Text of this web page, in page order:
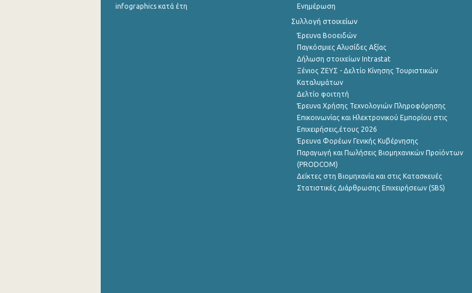
infographics κατά έτη
Ενημέρωση
Συλλογή στοιχείων
Έρευνα Βοοειδών
Παγκόσμιες Αλυσίδες Αξίας
Δήλωση στοιχείων Intrastat
Ξένιος ΖΕΥΣ - Δελτίο Κίνησης Τουριστικών
Καταλυμάτων
Δελτίο φοιτητή
Έρευνα Χρήσης Τεχνολογιών Πληροφόρησης
Επικοινωνίας και Ηλεκτρονικού Εμπορίου στις
Επιχειρήσεις,έτους 2026
Έρευνα Φορέων Γενικής Κυβέρνησης
Παραγωγή και Πωλήσεις Βιομηχανικών Προϊόντων
(PRODCOM)
Δείκτες στη Βιομηχανία και στις Κατασκευές
Στατιστικές Διάρθρωσης Επιχειρήσεων (SBS)